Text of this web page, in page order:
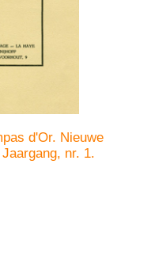
d'Or. Nieuwe
nr. 1.